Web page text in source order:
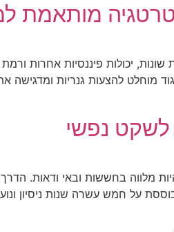
מותאמת
יכולות פיננסיות אחרות
מוחלט להצעות גנריות
נפשי
מלווה בחששות ובאי ודאות.
על חמש עשרה שנות ניסיון